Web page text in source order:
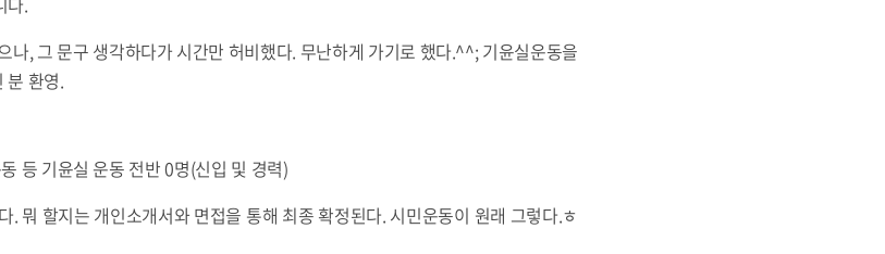
, 그 문구 생각하다가 시간만 허비했다. 무난하게 가기로 했다.^^; 기윤실운동을
분 환영.
등 기윤실 운동 전반 0명(신입 및 경력)
뭐 할지는 개인소개서와 면접을 통해 최종 확정된다. 시민운동이 원래 그렇다.ㅎ